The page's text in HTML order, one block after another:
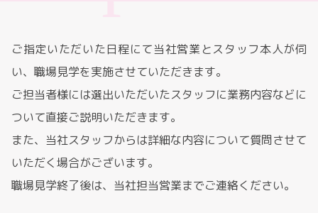
ご指定いただいた日程にて当社営業とスタッフ本人が伺
い、職場見学を実施させていただきます。
ご担当者様には選出いただいたスタッフに業務内容などに
ついて直接ご説明いただきます。
また、当社スタッフからは詳細な内容について質問させて
いただく場合がございます。
職場見学終了後は、当社担当営業までご連絡ください。